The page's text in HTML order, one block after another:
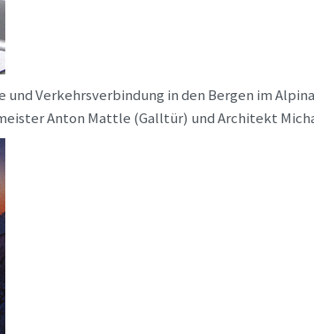
Verkehrsverbindung in den Bergen im
Anton Mattle (Galltür) und Architekt